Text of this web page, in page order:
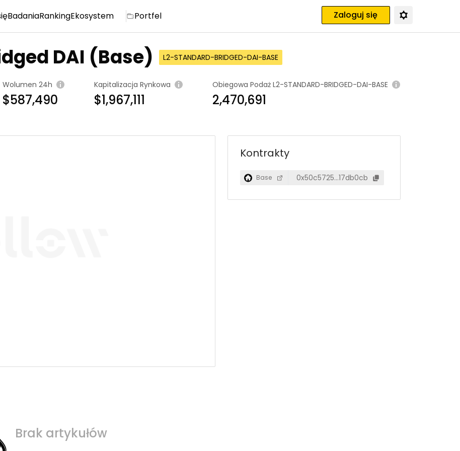
BadaniaRankingEkosystem Portfel Zaloguj się
DAI (Base) L2-STANDARD-BRIDGED-DAI-BASE
Wolumen 24h
$587,490
Kapitalizacja Rynkowa
$1,967,111
Obiegowa Podaż L2-STANDARD-BRIDGED-DAI-BASE
2,470,691
Brak artykułów
Kontrakty
Base 0x50c5725…17db0cb